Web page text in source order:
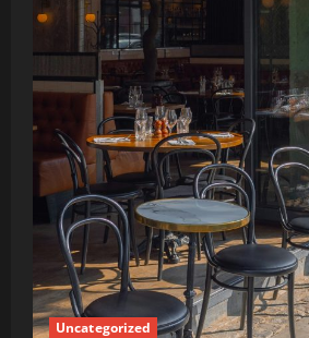
Uncategorized